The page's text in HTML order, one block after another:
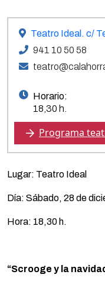
Teatro Ideal. c/
941 10 50 58
Horario:
18,30 h.
Programa
Lugar: Teatro Ideal
Día: Sábado, 28 de
Hora: 18,30 h.
“Scrooge y la